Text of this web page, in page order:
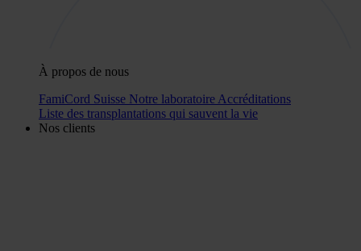
À propos de nous
FamiCord Suisse Notre laboratoire Accréditations
Liste des transplantations qui sauvent la vie
Nos clients